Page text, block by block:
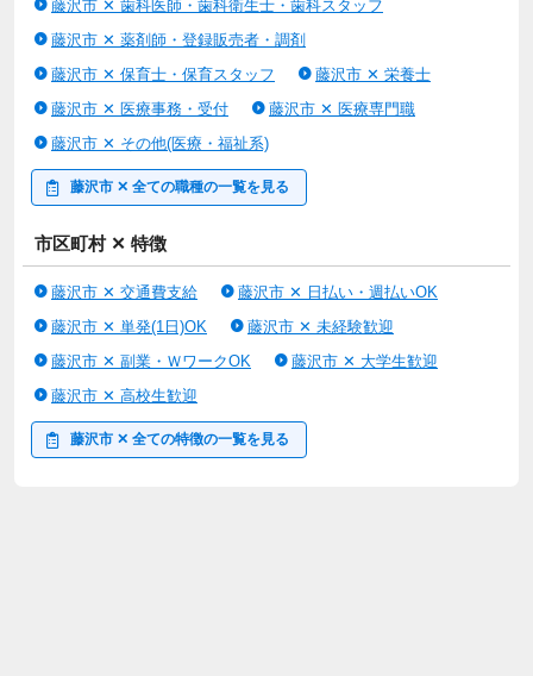
藤沢市 ✕ 歯科医師・歯科衛生士・歯科スタッフ
藤沢市 ✕ 薬剤師・登録販売者・調剤
藤沢市 ✕ 保育士・保育スタッフ
藤沢市 ✕ 栄養士
藤沢市 ✕ 医療事務・受付
藤沢市 ✕ 医療専門職
藤沢市 ✕ その他(医療・福祉系)
藤沢市 ✕ 全ての職種の一覧を見る
市区町村 ✕ 特徴
藤沢市 ✕ 交通費支給
藤沢市 ✕ 日払い・週払いOK
藤沢市 ✕ 単発(1日)OK
藤沢市 ✕ 未経験歓迎
藤沢市 ✕ 副業・ＷワークOK
藤沢市 ✕ 大学生歓迎
藤沢市 ✕ 高校生歓迎
藤沢市 ✕ 全ての特徴の一覧を見る